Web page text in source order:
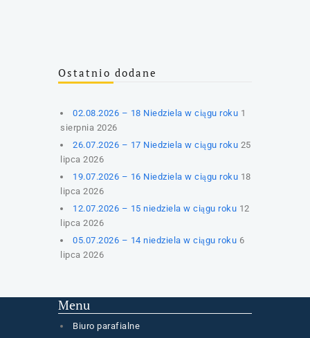
Ostatnio dodane
02.08.2026 – 18 Niedziela w ciągu roku 1
sierpnia 2026
26.07.2026 – 17 Niedziela w ciągu roku 25
lipca 2026
19.07.2026 – 16 Niedziela w ciągu roku 18
lipca 2026
12.07.2026 – 15 niedziela w ciągu roku 12
lipca 2026
05.07.2026 – 14 niedziela w ciągu roku 6
lipca 2026
Menu
Biuro parafialne